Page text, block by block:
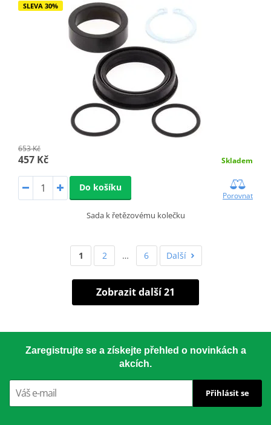
SLEVA 30%
653 Kč
457 Kč Skladem
Do košíku
Porovnat
Sada k řetězovému kolečku
1 2 … 6 Další
Zobrazit další 21
Zaregistrujte se a získejte přehled o novinkách a
akcích.
Přihlásit se